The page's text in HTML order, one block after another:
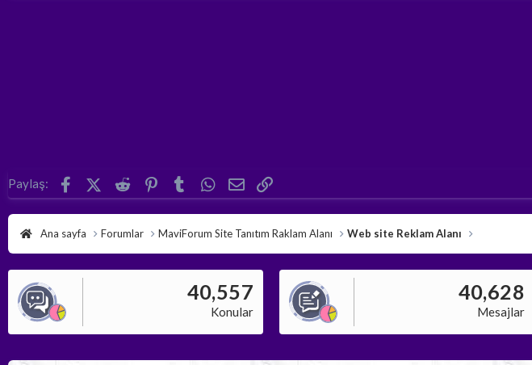
Paylaş: FacebookX (Twitter)
Reddit Pinterest
Tumblr WhatsApp
E-posta
Ana sayfa Forumlar MaviForum Site Tanıtım Raklam Alanı Web site Reklam Alanı
40,557
Konular
40,628
Mesajlar